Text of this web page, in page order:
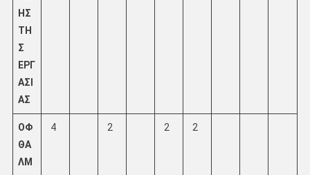
ΗΣ
ΤΗ
Σ
ΕΡΓ
ΑΣΙ
ΑΣ
ΟΦ
ΘΑ
ΛΜ
4 2 2 2